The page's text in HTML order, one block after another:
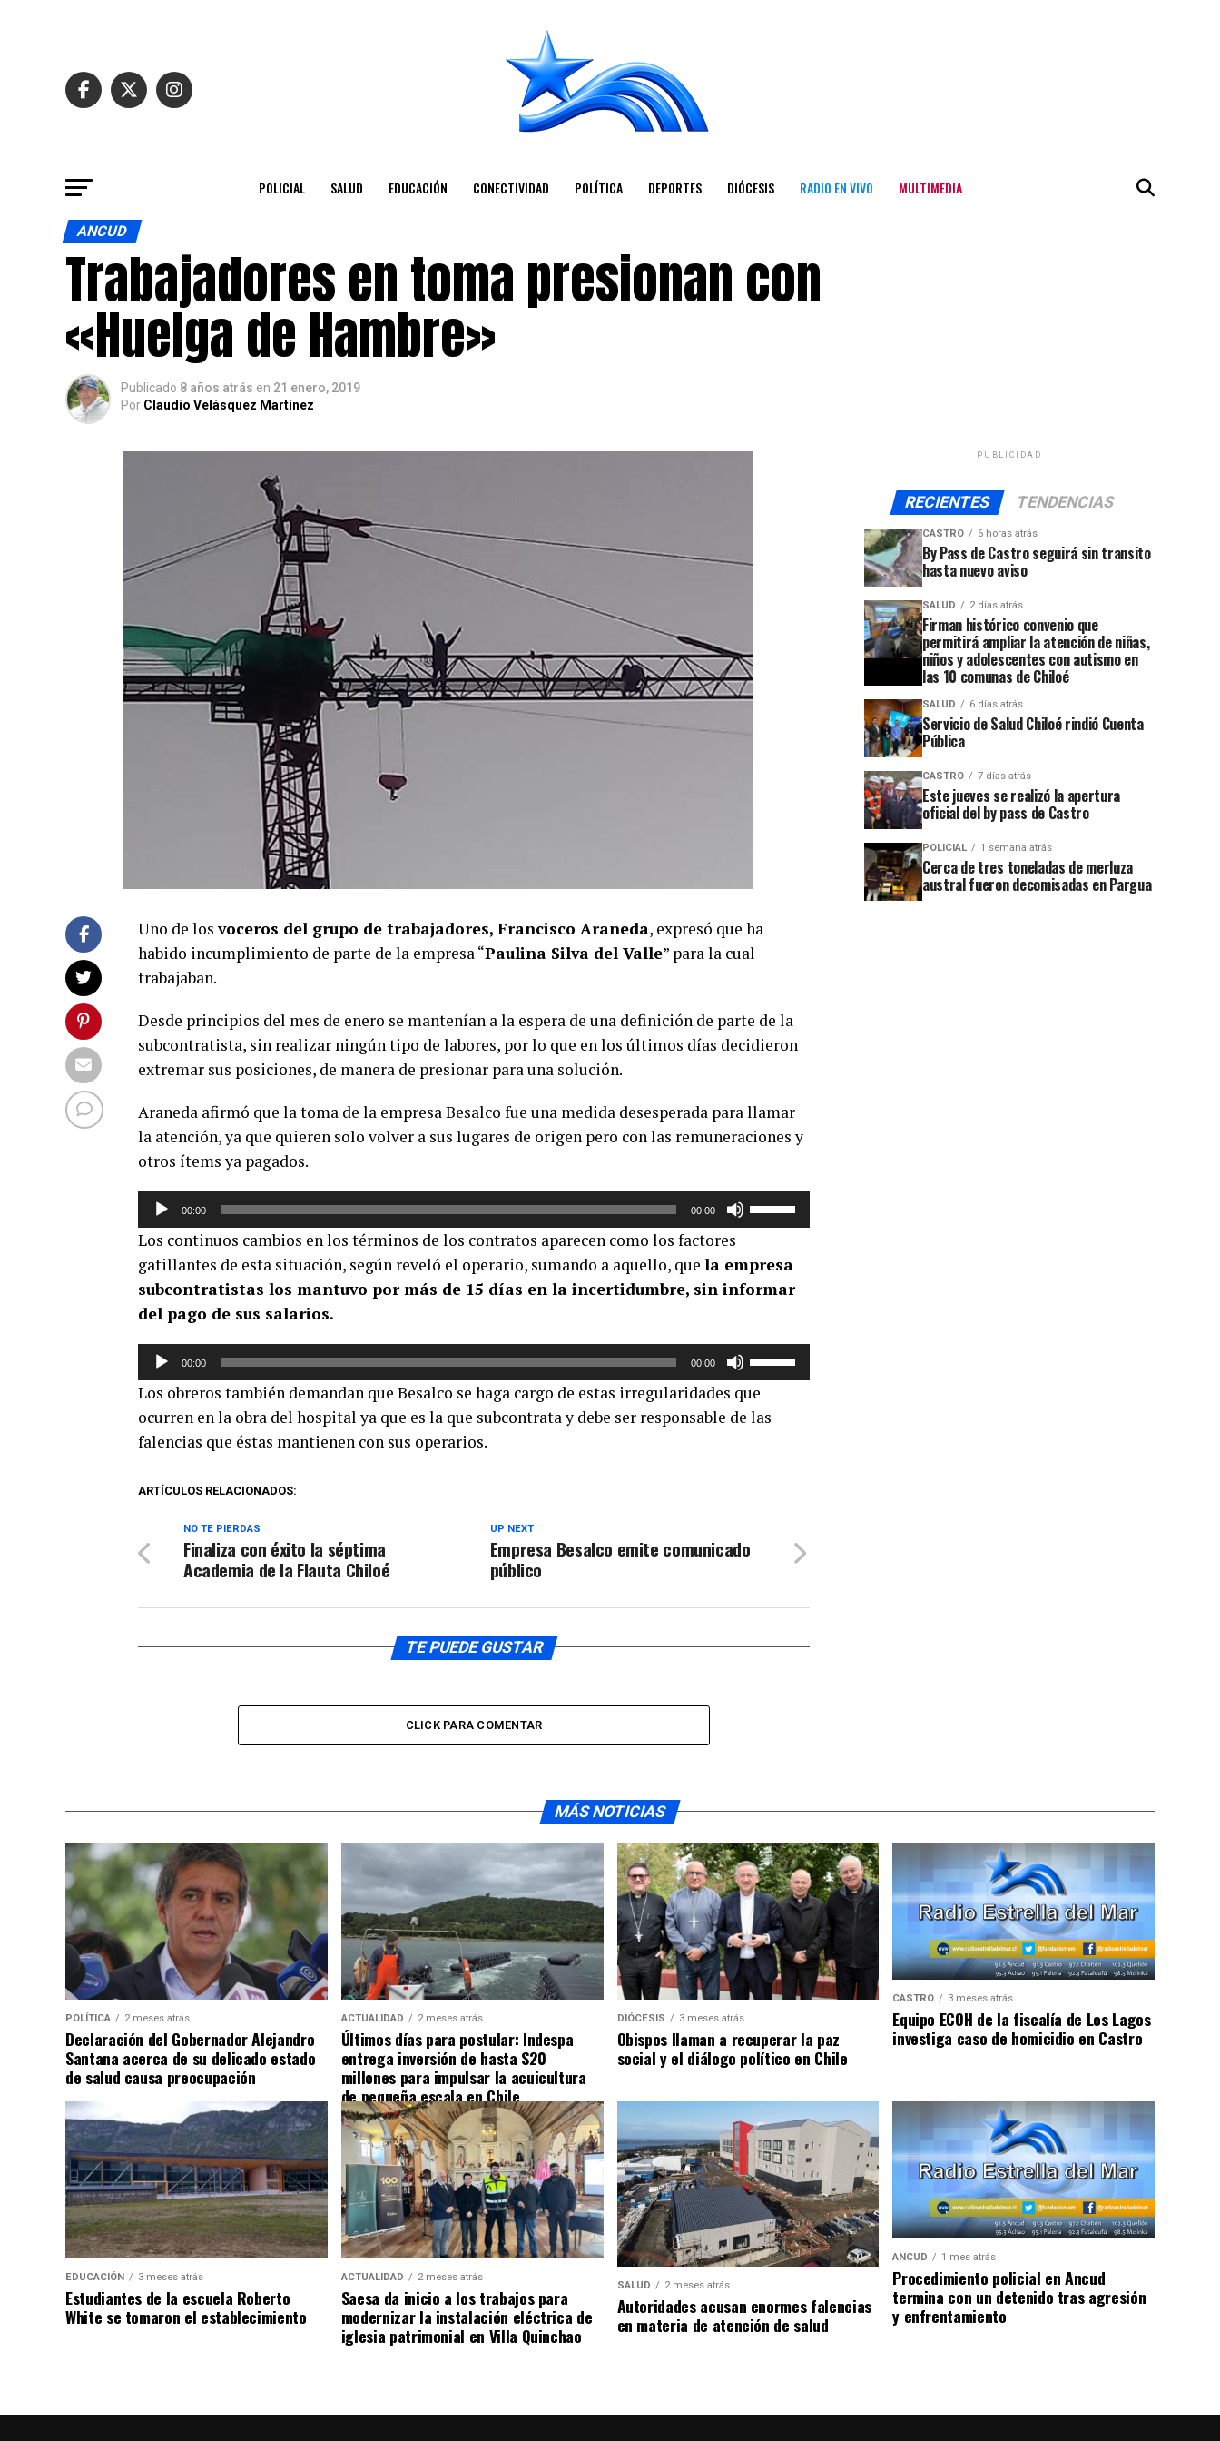
POLICIAL SALUD EDUCACIÓN CONECTIVIDAD POLÍTICA DEPORTES DIÓCESIS RADIO EN VIVO MULTIMEDIA
ANCUD
Trabajadores en toma presionan con
«Huelga de Hambre»
Publicado 8 años atrás en 21 enero, 2019
Por Claudio Velásquez Martínez
Uno de losvoceros del grupo de trabajadores, Francisco Araneda, expresó que ha
habido incumplimiento de parte de la empresa “Paulina Silva del Valle” para la cual
trabajaban.
Desde principios del mes de enero se mantenían a la espera de una definición de parte de la
subcontratista, sin realizar ningún tipo de labores, por lo que en los últimos días decidieron
extremar sus posiciones, de manera de presionar para una solución.
Araneda afirmó que la toma de la empresa Besalco fue una medida desesperada para llamar
la atención, ya que quieren solo volver a sus lugares de origen pero con las remuneraciones y
otros ítems ya pagados.
Reproductor
audio
00:00 00:00
de
flecha
disminuir
el
Los continuos cambios en los términos de los contratos aparecen como los factores
gatillantes de esta situación, según reveló el operario, sumando a aquello, que la empresa
subcontratistas los mantuvo por más de 15 días en la incertidumbre, sin informar
del pago de sus salarios.
Reproductor
audio
00:00 00:00
teclas
de
disminuir
Los obreros también demandan que Besalco se haga cargo de estas irregularidades que
ocurren en la obra del hospital ya que es la que subcontrata y debe ser responsable de las
falencias que éstas mantienen con sus operarios.
ARTÍCULOS RELACIONADOS:
UP NEXT
Empresa Besalco emite comunicado
público
NO TE PIERDAS
Finaliza con éxito la séptima
Academia de la Flauta Chiloé
TE PUEDE GUSTAR
CLICK PARA COMENTAR
PUBLICIDAD
RECIENTES TENDENCIAS
CASTRO 6 horas atrás
By Pass de Castro seguirá sin transito
hasta nuevo aviso
SALUD 2 días atrás
Firman histórico convenio que
permitirá ampliar la atención de niñas,
niños y adolescentes con autismo en
las 10 comunas de Chiloé
SALUD 6 días atrás
Servicio de Salud Chiloé rindió Cuenta
Pública
CASTRO 7 días atrás
Este jueves se realizó la apertura
oficial del by pass de Castro
POLICIAL 1 semana atrás
Cerca de tres toneladas de merluza
austral fueron decomisadas en Pargua
MÁS NOTICIAS
POLÍTICA 2 meses atrás
Declaración del Gobernador Alejandro
Santana acerca de su delicado estado
de salud causa preocupación
ACTUALIDAD 2 meses atrás
Últimos días para postular: Indespa
entrega inversión de hasta $20
millones para impulsar la acuicultura
de pequeña escala en Chile
DIÓCESIS 3 meses atrás
Obispos llaman a recuperar la paz
social y el diálogo político en Chile
CASTRO 3 meses atrás
Equipo ECOH de la fiscalía de Los Lagos
investiga caso de homicidio en Castro
EDUCACIÓN 3 meses atrás
Estudiantes de la escuela Roberto
White se tomaron el establecimiento
ACTUALIDAD 2 meses atrás
Saesa da inicio a los trabajos para
modernizar la instalación eléctrica de
iglesia patrimonial en Villa Quinchao
SALUD 2 meses atrás
Autoridades acusan enormes falencias
en materia de atención de salud
ANCUD 1 mes atrás
Procedimiento policial en Ancud
termina con un detenido tras agresión
y enfrentamiento